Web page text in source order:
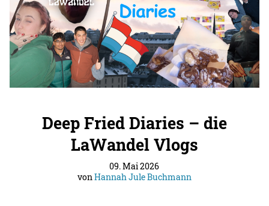
Deep Fried Diaries – die
LaWandel Vlogs
09. Mai 2026
vonHannah Jule Buchmann